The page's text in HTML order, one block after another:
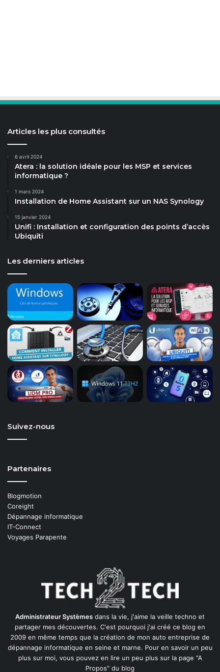
Articles les plus consultés
6 avril 2024
Atera : la solution idéale pour les MSP et services
informatique ?
1 mars 2024
Installation de Home Assistant sur un NAS Synology
15 janvier 2024
Unifi : Installation et configuration des points d’accès
Ubiquiti
Les derniers articles
Suivez-nous
Partenaires
Blogmotion
Coreight
Dépannage informatique
IT-Connect
Voyages Parapente
Administrateur Systèmes dans la vie, j'aime la veille techno et
partager mes découvertes. C'est pourquoi j'ai créé ce blog en
2009 en même temps que la création de mon auto entreprise de
dépannage informatique en seine et marne. Pour en savoir un peu
plus sur moi, vous pouvez en lire un peu plus sur la page "A
Propos" du blog